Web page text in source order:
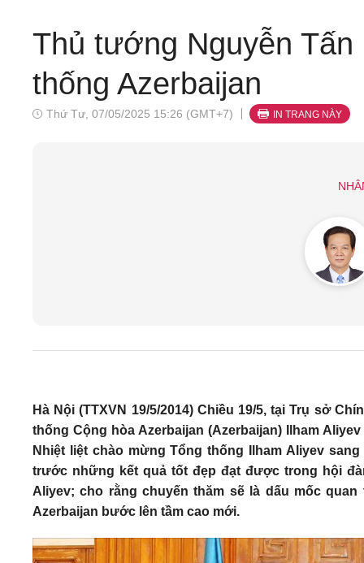
Thủ tướng Nguyễn
thống Azerbaijan
Thứ Tư, 07/05/2025 15:26 (GMT+7) IN TRANG NÀY
Hà Nội (TTXVN 19/5/2014) Chiều 19/5, tại Trụ sở
thống Cộng hòa Azerbaijan (Azerbaijan) Ilham
Nhiệt liệt chào mừng Tổng thống Ilham Aliyev
trước những kết quả tốt đẹp đạt được trong hội
Aliyev; cho rằng chuyến thăm sẽ là dấu mốc
Azerbaijan bước lên tầm cao mới.